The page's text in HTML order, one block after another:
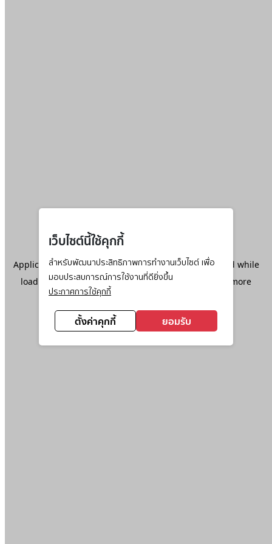
เว็บไซต์นี้ใช้คุกกี้
สำหรับพัฒนาประสิทธิภาพการทำงานเว็บไซต์ เพื่อ
มอบประสบการณ์การใช้งานที่ดียิ่งขึ้น
ประกาศการใช้คุกกี้
ตั้งค่าคุกกี้ ยอมรับ
Application error: aclient-side exception has occurred while
loadingwww.ktc.co.th(see the browser console
for more
information).